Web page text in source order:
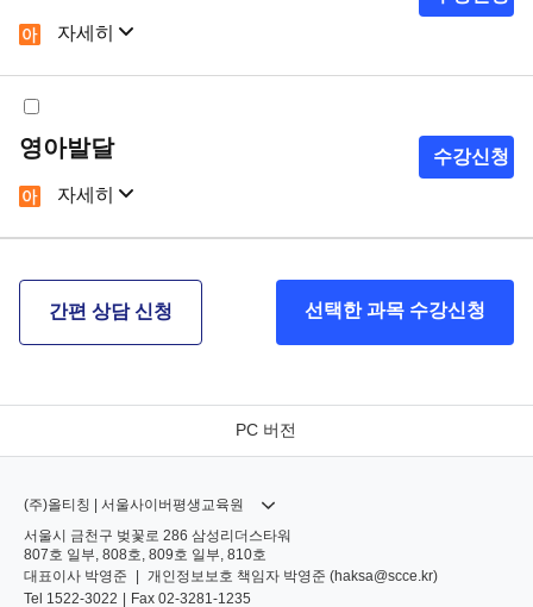
자세히
샘플강의 강의계획서
영아발달
자세히
샘플강의 강의계획서
수강신청
간편 상담 신청 선택한 과목 수강신청
PC 버전
(주)올티칭 | 서울사이버평생교육원
서울시 금천구 벚꽃로 286 삼성리더스타워
807호 일부, 808호, 809호 일부, 810호
대표이사 박영준 개인정보보호 책임자 박영준 (haksa@scce.kr)
Tel 1522-3022 Fax 02-3281-1235